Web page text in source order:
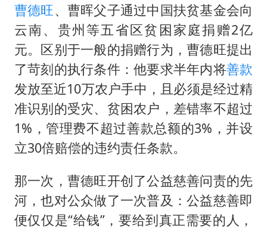
曹德旺、曹晖父子通过中国扶贫基金会向
云南、贵州等五省区贫困家庭捐赠2亿
元。区别于一般的捐赠行为，曹德旺提出
了苛刻的执行条件：他要求半年内将善款
发放至近10万农户手中，且必须是经过精
准识别的受灾、贫困农户，差错率不超过
1%，管理费不超过善款总额的3%，并设
立30倍赔偿的违约责任条款。
那一次，曹德旺开创了公益慈善问责的先
河，也对公众做了一次普及：公益慈善即
便仅仅是“给钱”，要给到真正需要的人，